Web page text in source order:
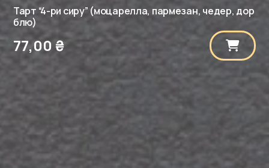
Тарт “4-ри сиру” (моцарелла, пармезан, чедер, дор
блю)
77,00₴